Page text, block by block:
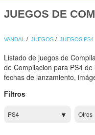
JUEGOS DE
VANDAL JUEGOS JUEGOS PS4
Listado de juegos de
de Compilacion para PS4
fechas de lanzamiento,
Filtros
PS4 Otros